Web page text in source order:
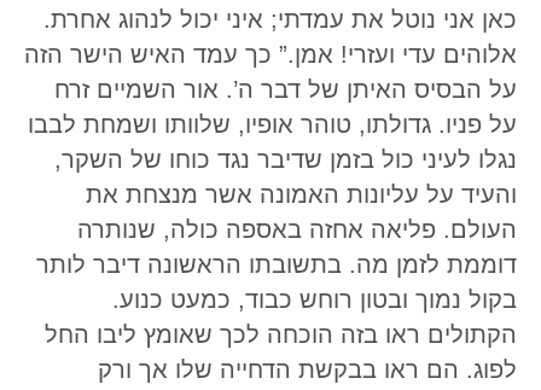
כאן אני נוטל את עמדתי; איני יכול לנהוג אחרת.
אלוהים עדי ועזרי! אמן.” כך עמד האיש הישר הזה
על הבסיס האיתן של דבר ה’. אור השמיים זרח
על פניו. גדולתו, טוהר אופיו, שלוותו ושמחת לבבו
נגלו לעיני כול בזמן שדיבר נגד כוחו של השקר,
והעיד על עליונות האמונה אשר מנצחת את
העולם. פליאה אחזה באספה כולה, שנותרה
דוממת לזמן מה. בתשובתו הראשונה דיבר לותר
בקול נמוך ובטון רוחש כבוד, כמעט כנוע.
הקתולים ראו בזה הוכחה לכך שאומץ ליבו החל
לפוג. הם ראו בבקשת הדחייה שלו אך ורק